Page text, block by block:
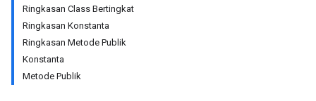
Ringkasan Class Bertingkat
Ringkasan Konstanta
Ringkasan Metode Publik
Konstanta
Metode Publik